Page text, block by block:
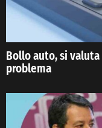
Bollo auto, si valuta
problema